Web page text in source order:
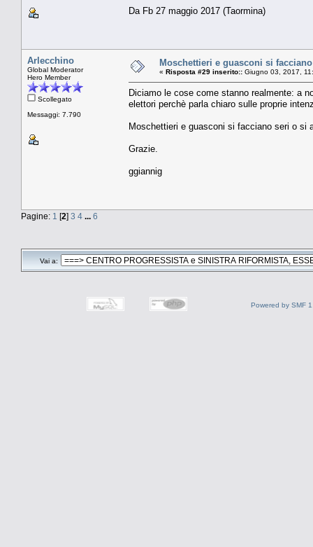
Da Fb 27 maggio 2017 (Taormina)
Arlecchino
Global Moderator
Hero Member
Scollegato
Messaggi: 7.790
Moschettieri e guasconi si
« Risposta #29 inserito:: Giugno 03, 2017,
Diciamo le cose come stanno realmente: a
elettori perchè parla chiaro sulle proprie
Moschettieri e guasconi si facciano seri o si
Grazie.
ggiannig
Pagine: 1 [2] 3 4 ... 6
Vai a:
Powered by SMF